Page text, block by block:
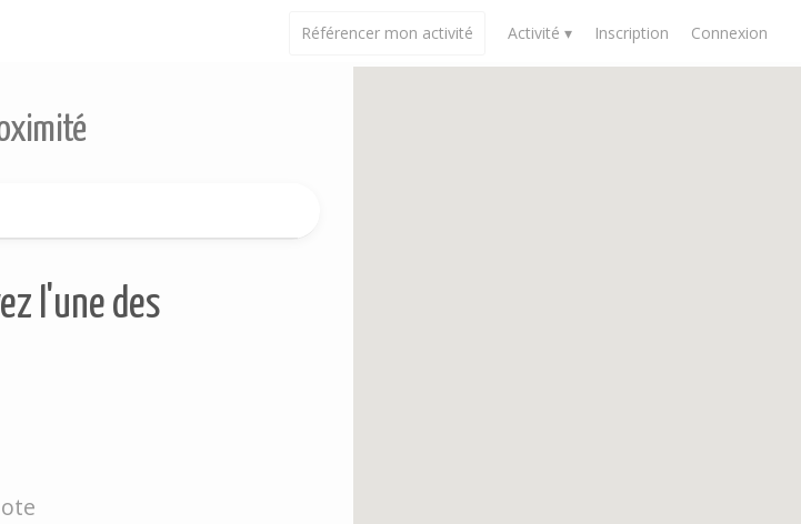
Référencer mon activité Activité ▾ Inscription Connexion
l'une des